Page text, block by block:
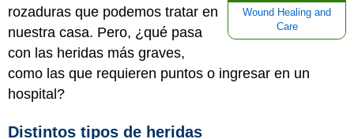
Wound Healing and
Care
rozaduras que podemos tratar en
nuestra casa. Pero, ¿qué pasa
con las heridas más graves,
como las que requieren puntos o ingresar en un
hospital?
Distintos tipos de heridas